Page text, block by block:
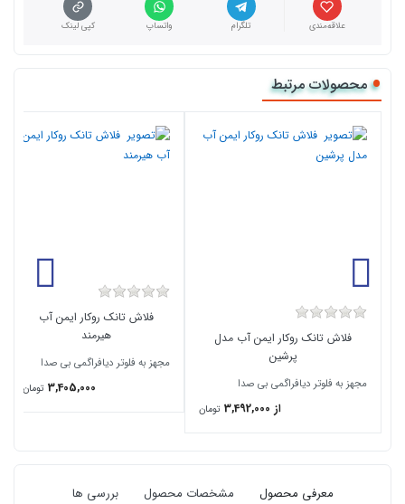
علاقه‌مندی تلگرام واتساپ کپی لینک
محصولات مرتبط
فلاش تانک روکار ایمن آب مدل
پرشین
مجهز به فلوتر دیافراگمی بی صدا
از 3,492,000 تومان
فلاش تانک روکار ایمن آب
هیرمند
مجهز به فلوتر دیافراگمی بی صدا
3,405,000 تومان
معرفی محصول مشخصات محصول بررسی ها